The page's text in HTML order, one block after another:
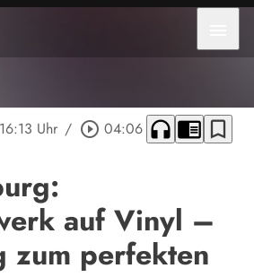
Uhr / play_circle_outline 04:06 headphones chrome_reader_mode bookmark_border
auf Vinyl –
zum perfekten